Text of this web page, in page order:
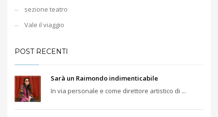
sezione teatro
Vale il viaggio
POST RECENTI
Sarà un Raimondo indimenticabile
In via personale e come direttore artistico di ...